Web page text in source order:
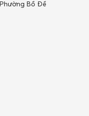
Phường Bồ Đề